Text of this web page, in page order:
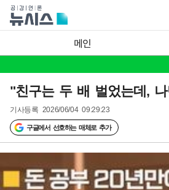
메인
"친구는 두 배 벌었는데,
기사등록 2026/06/04 09:29:23
구글에서 선호하는 매체로 추가